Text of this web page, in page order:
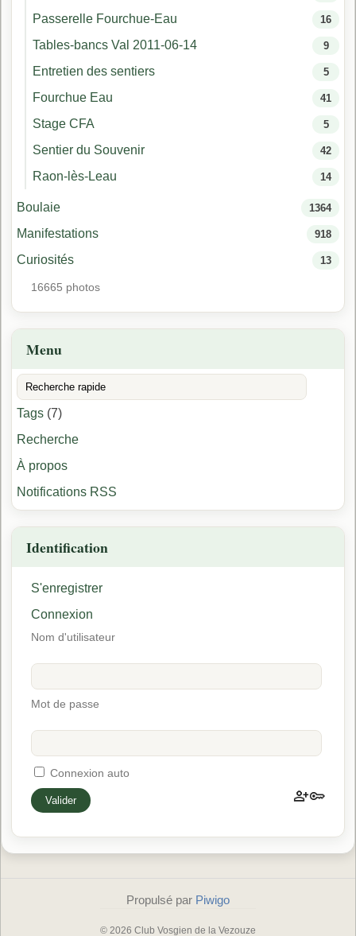
Passerelle Fourchue-Eau 16
Tables-bancs Val 2011-06-14 9
Entretien des sentiers 5
Fourchue Eau 41
Stage CFA 5
Sentier du Souvenir 42
Raon-lès-Leau 14
Boulaie 1364
Manifestations 918
Curiosités 13
16665 photos
Menu
Tags (7)
Recherche
À propos
Notifications RSS
Identification
S'enregistrer
Connexion
Nom d'utilisateur
Mot de passe
Connexion auto
Propulsé par Piwigo
© 2026 Club Vosgien de la Vezouze